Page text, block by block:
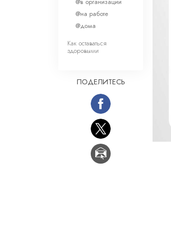
@на работе
@дома
Как оставаться
здоровыми
ПОДЕЛИТЕСЬ